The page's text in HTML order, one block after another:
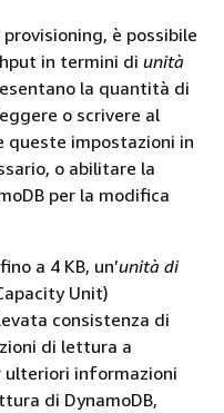
è possibile
in termini di unità
la quantità di
o scrivere al
queste impostazioni in
o abilitare la
per la modifica
a 4 KB, un’unità di
Unit)
consistenza di
di lettura a
ulteriori informazioni
di DynamoDB,